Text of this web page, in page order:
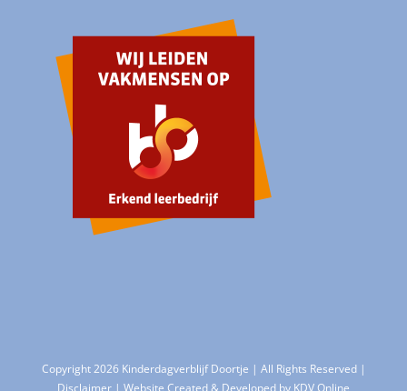
Copyright 2026 Kinderdagverblijf Doortje | All Rights Reserved |